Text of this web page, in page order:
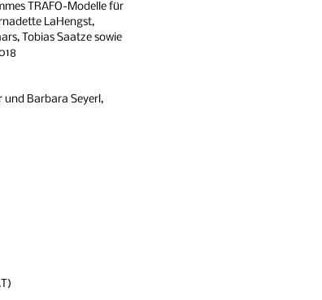
TRAFO-Modelle für
LaHengst,
Tobias Saatze sowie
und Barbara Seyerl,